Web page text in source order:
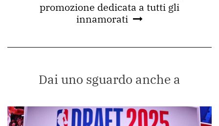
promozione dedicata a tutti gli
innamorati
Dai uno sguardo anche a